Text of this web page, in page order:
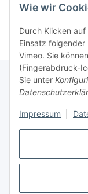
Wie wir
Durch Klicken auf
Einsatz folgender
Vimeo. Sie
(Fingerabdruck-
Sie unter
Impressum